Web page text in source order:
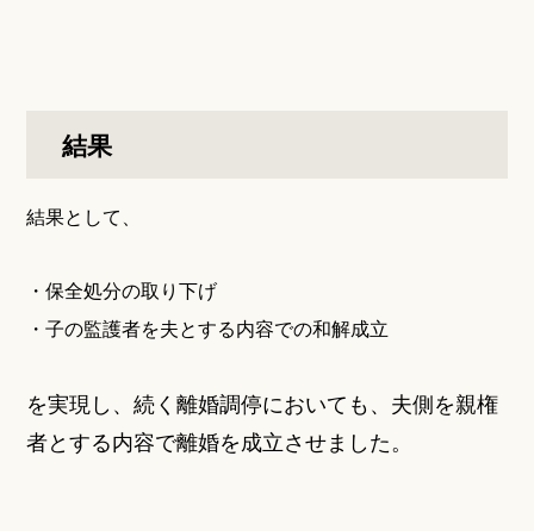
結果
結果として、
・保全処分の取り下げ
・子の監護者を夫とする内容での和解成立
を実現し、続く離婚調停においても、夫側を親権
者とする内容で離婚を成立させました。